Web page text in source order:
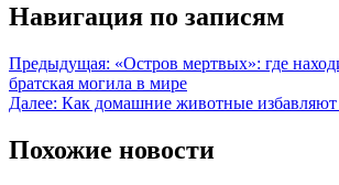
Навигация по записям
Предыдущая: «Остров мертвых»: где
братская могила в мире
Далее: Как домашние животные избавляют
Похожие новости